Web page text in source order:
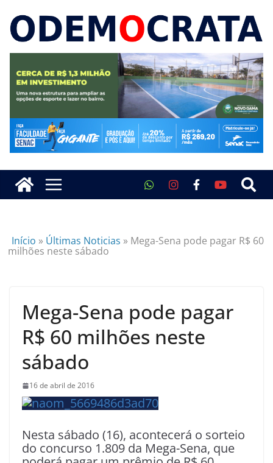
Início » Últimas Noticias » Mega-Sena pode pagar R$ 60
milhões neste sábado
Mega-Sena pode pagar
R$ 60 milhões neste
sábado
16 de abril de 2016
Nesta sábado (16), acontecerá o sorteio
do concurso 1.809 da Mega-Sena, que